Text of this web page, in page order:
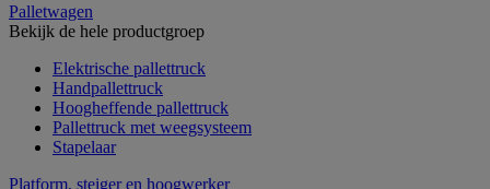
Palletwagen
Bekijk de hele productgroep
Elektrische pallettruck
Handpallettruck
Hoogheffende pallettruck
Pallettruck met weegsysteem
Stapelaar
Platform, steiger en hoogwerker